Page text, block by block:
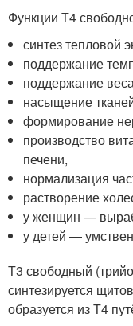
Функции Т4
синтез тепловой
поддержание
поддержание
насыщение
формирование
производство
печени,
нормализация
растворение
у женщин —
у детей —
Т3 свободный
синтезируется
образуется из Т4